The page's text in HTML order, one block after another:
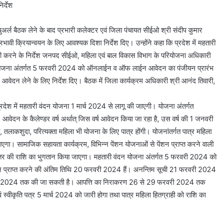
बैठक लेने के बाद प्रभारी कलेक्टर एवं जिला पंचायत सीईओ श्री संदीप कुमार
क्रियान्वयन के लिए आवश्यक दिशा निर्देश दिए। उन्होंने कहा कि प्रदेश में महतारी
के निर्देश जनपद सीईओ, महिला एवं बाल विकास विभाग के परियोजना अधिकारी
अंतर्गत 5 फरवरी 2024 को ऑनलाईन व ऑफ लाईन आवेदन का पंजीयन प्रारंभ
आवेदन लेने के लिए निर्देश दिए। बैठक में जिला कार्यक्रम अधिकारी श्री आनंद तिवारी,
में महतारी वंदन योजना 1 मार्च 2024 से लागू की जाएगी। योजना अंतर्गत
आवेदन के कैलेण्डर वर्ष अर्थात् जिस वर्ष आवेदन किया जा रहा है, उस वर्ष की 1 जनवरी
परित्यक्ता महिला भी योजना के लिए पात्र होंगी। योजनांतर्गत पात्र महिला
सामाजिक सहायता कार्यक्रम, विभिन्न पेंशन योजनाओं से पेंशन प्राप्त करने वाली
राशि का भुगतान किया जाएगा। महतारी वंदन योजना अंतर्गत 5 फरवरी 2024 को
करने की अंतिम तिथि 20 फरवरी 2024 हैं। अनन्तिम सूची 21 फरवरी 2024
2024 तक की जा सकती है। आपत्ति का निराकरण 26 से 29 फरवरी 2024 तक
पत्र 5 मार्च 2024 को जारी होगा तथा पात्र महिला हितग्राही को राशि का